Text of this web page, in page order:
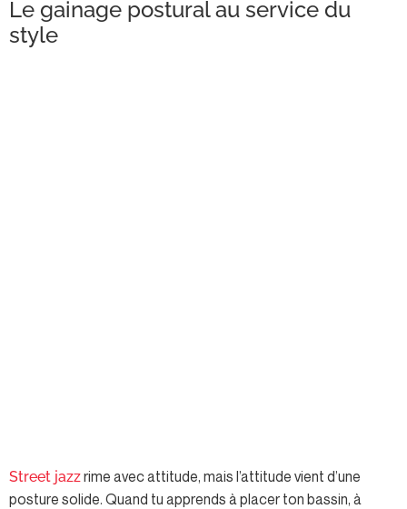
Le gainage postural au service du
style
Street jazzrime avec attitude, mais l’attitude vient d’une
posture solide. Quand tu apprends à placer ton bassin, à